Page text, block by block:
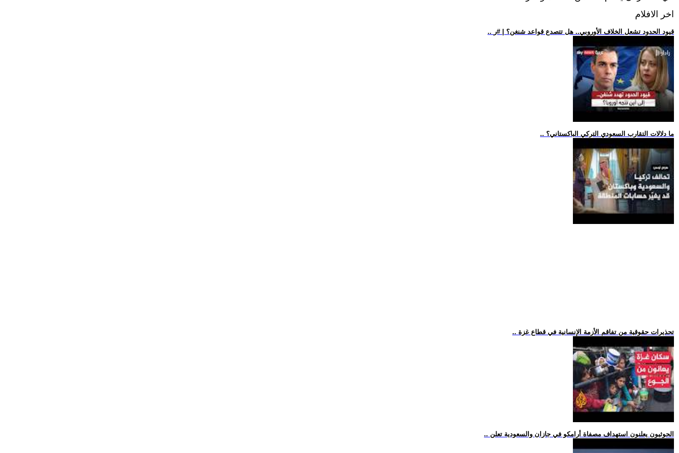
اخر الافلام
.. قيود الحدود تشعل الخلاف الأوروبي.. هل تتصدع قواعد شنغن؟ | #ر
.. ما دلالات التقارب السعودي التركي الباكستاني؟
.. تحذيرات حقوقية من تفاقم الأزمة الإنسانية في قطاع غزة
.. الحوثيون يعلنون استهداف مصفاة أرامكو في جازان والسعودية تعلن